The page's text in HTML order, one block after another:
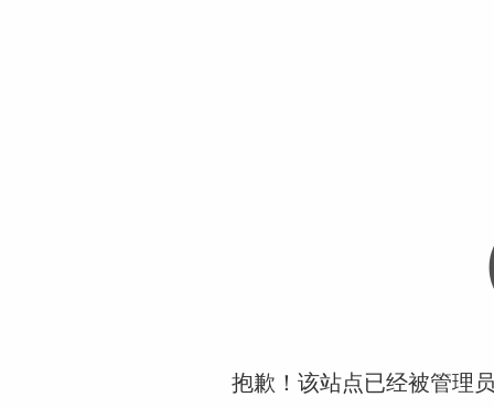
抱歉！该站点已经被管理